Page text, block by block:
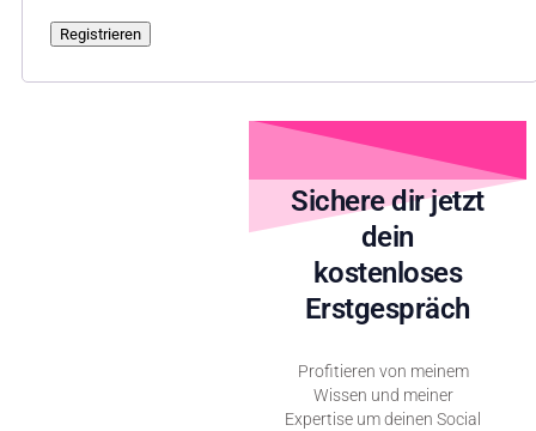
Registrieren
Sichere dir jetzt
dein
kostenloses
Erstgespräch
Profitieren von meinem
Wissen und meiner
Expertise um deinen Social